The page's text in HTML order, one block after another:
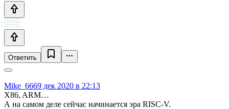
Ответить
Mike_6669 дек 2020 в 22:13
X86, ARM…
А на самом деле сейчас начинается эра RISC-V.